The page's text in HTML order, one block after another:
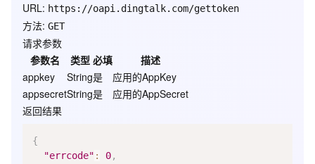
URL: https://oapi.dingtalk.com/gettoken
方法: GET
请求参数
参数名
类型 必填
描述
appkey
String是
应用的AppKey
appsecretString是
应用的AppSecret
返回结果
{
"errcode" : 0,